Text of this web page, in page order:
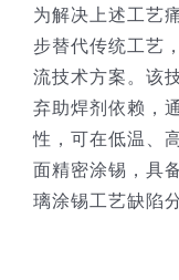
为解决上述工艺
步替代传统工艺
流技术方案。该
弃助焊剂依赖，
性，可在低温、
面精密涂锡，具
璃涂锡工艺缺陷